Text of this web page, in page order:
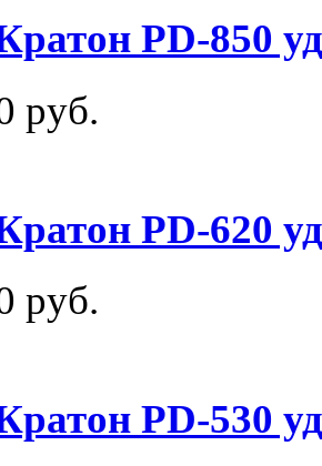
PD-850
руб.
PD-620
руб.
PD-530